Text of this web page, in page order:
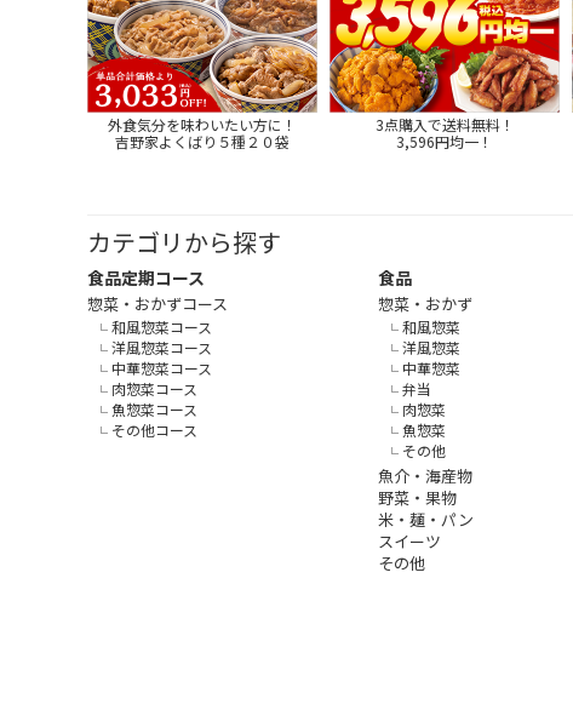
外食気分を味わいたい方に！
吉野家よくばり５種２０袋
3点購入で送料無料！
3,596円均一！
カテゴリから探す
食品定期コース
惣菜・おかずコース
和風惣菜コース
洋風惣菜コース
中華惣菜コース
肉惣菜コース
魚惣菜コース
その他コース
食品
惣菜・おかず
和風惣菜
洋風惣菜
中華惣菜
弁当
肉惣菜
魚惣菜
その他
魚介・海産物
野菜・果物
米・麺・パン
スイーツ
その他